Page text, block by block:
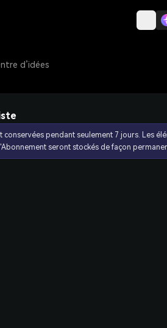
d’idées
conservées pendant seulement 7 jours. Les
seront stockés de façon